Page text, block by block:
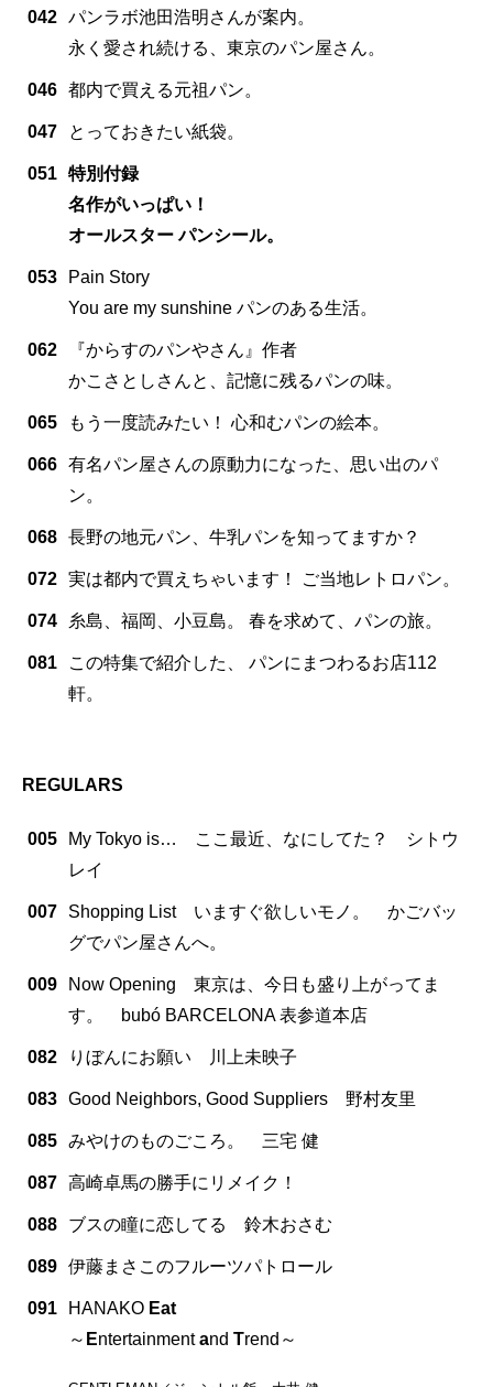
042 パンラボ池田浩明さんが案内。
永く愛され続ける、東京のパン屋さん。
046 都内で買える元祖パン。
047 とっておきたい紙袋。
051 特別付録
名作がいっぱい！
オールスター パンシール。
053
Pain Story
You are my sunshine パンのある生活。
062
『からすのパンやさん』作者
かこさとしさんと、記憶に残るパンの味。
065 もう一度読みたい！ 心和むパンの絵本。
066 有名パン屋さんの原動力になった、思い出のパ
ン。
068 長野の地元パン、牛乳パンを知ってますか？
072 実は都内で買えちゃいます！ ご当地レトロパン。
074 糸島、福岡、小豆島。 春を求めて、パンの旅。
081
この特集で紹介した、 パンにまつわるお店112
軒。
REGULARS
005
My Tokyo is… ここ最近、なにしてた？ シトウ
レイ
007
Shopping List いますぐ欲しいモノ。 かごバッ
グでパン屋さんへ。
009
Now Opening 東京は、今日も盛り上がってま
す。 bubó BARCELONA 表参道本店
082 りぼんにお願い 川上未映子
083 Good Neighbors, Good Suppliers 野村友里
085 みやけのものごころ。 三宅 健
087 高崎卓馬の勝手にリメイク！
088 ブスの瞳に恋してる 鈴木おさむ
089 伊藤まさこのフルーツパトロール
091 HANAKO Eat
～ Entertainmentand Trend～